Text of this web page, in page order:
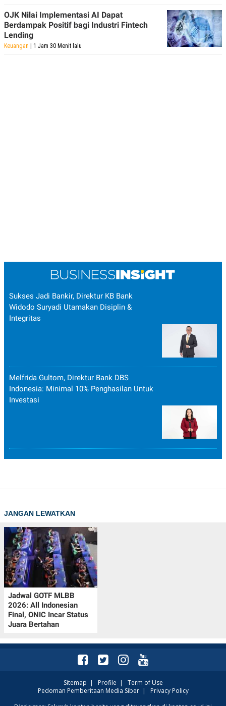
OJK Nilai Implementasi AI Dapat
Berdampak Positif bagi Industri Fintech
Lending
Keuangan | 1 Jam 30 Menit lalu
Sukses Jadi Bankir, Direktur KB Bank
Widodo Suryadi Utamakan Disiplin &
Integritas
Melfrida Gultom, Direktur Bank DBS
Indonesia: Minimal 10% Penghasilan Untuk
Investasi
JANGAN LEWATKAN
Jadwal GOTF MLBB
2026: All Indonesian
Final, ONIC Incar Status
Juara Bertahan
Sitemap | Profile | Term of Use
Pedoman Pemberitaan Media Siber| Privacy Policy